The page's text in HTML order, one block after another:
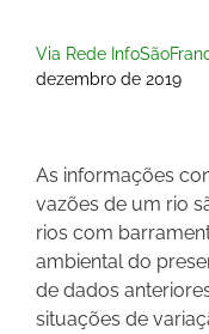
Via Rede
dezembro de 2019
As informações
vazões de um rio
rios com
ambiental do
de dados
situações de